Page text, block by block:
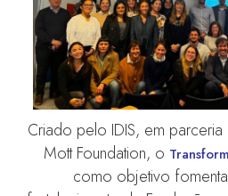
Criado pelo IDIS, em parceria
Mott Foundation, o
como objetivo